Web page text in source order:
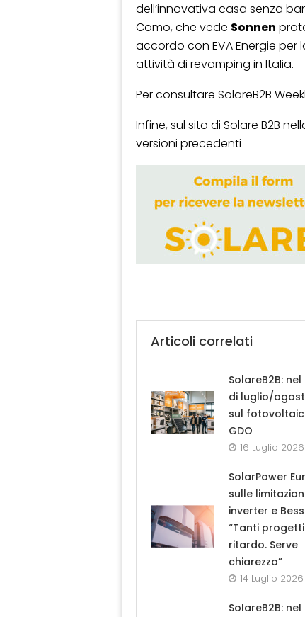
dell’innovativa casa senza
Como, che vede Sonnen
accordo con EVA Energie per
attività di revamping in Italia.
Per consultare SolareB2B
Infine, sul sito di Solare B2B
versioni precedenti
Articoli correlati
SolareB2B:
di luglio/
sul
GDO
16 Luglio 2026
SolarPower
sulle
inverter e
“Tanti
ritardo. Serve
chiarezza”
14 Luglio 2026
SolareB2B: